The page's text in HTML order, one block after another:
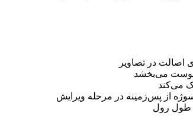
اصالت در تصاویر
پوست می‌بخشد
می‌کند
از پس‌زمینه در مرحله ویرایش
طول رول